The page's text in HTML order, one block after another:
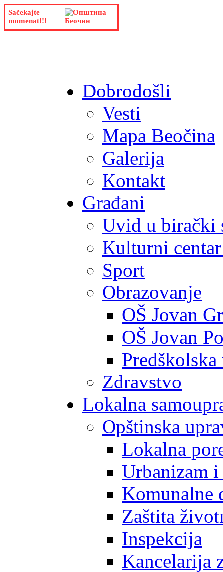
Sačekajte
momenat!!!
Dobrodošli
Vesti
Mapa Beočina
Galerija
Kontakt
Građani
Uvid u birački
Kulturni
Sport
Obrazovanje
OŠ Jovan
OŠ Jovan
Predškolska
Zdravstvo
Lokalna
Opštinska
Lokalna
Urbanizam
Komunalne
Zaštita
Inspekcija
Kancelarija